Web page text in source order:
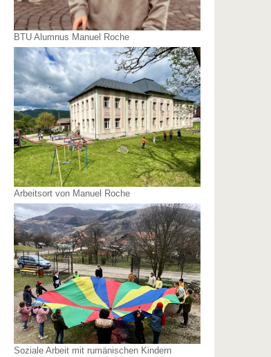
BTU Alumnus Manuel Roche
Arbeitsort von Manuel Roche
Soziale Arbeit mit rumänischen Kindern